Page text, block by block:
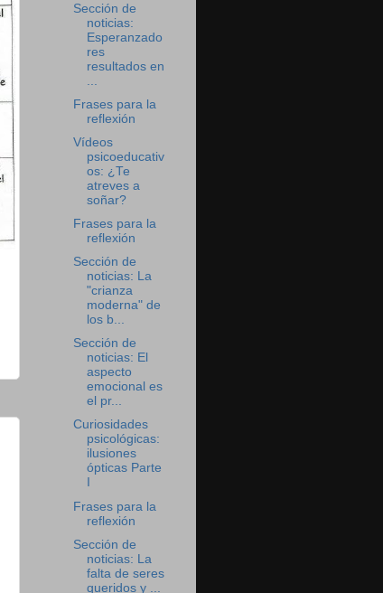
Sección de
noticias:
Esperanzado
res
resultados en
Frases para la
reflexión
Vídeos
psicoeducativ
os: ¿Te
atreves a
soñar?
Frases para la
reflexión
Sección de
noticias: La
"crianza
moderna" de
los b...
Sección de
noticias: El
aspecto
emocional es
el pr...
Curiosidades
psicológicas:
ilusiones
ópticas Parte
Frases para la
reflexión
Sección de
noticias: La
falta de seres
queridos y ...